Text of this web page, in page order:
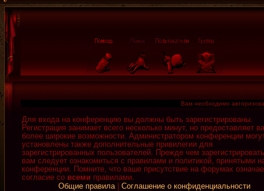
Вам необходимо
Для входа на конференцию вы должны быть зарегистрированы.
Регистрация занимает всего несколько минут, но предоставляет
более широкие возможности. Администратором конференции
установлены также дополнительные привилегии для
зарегистрированных пользователей. Прежде чем
вам следует ознакомиться с правилами и политикой, принятыми
конференции. Помните, что ваше присутствие на форумах
согласие со всеми правилами.
Общие правила| Соглашение о конфиденциальности